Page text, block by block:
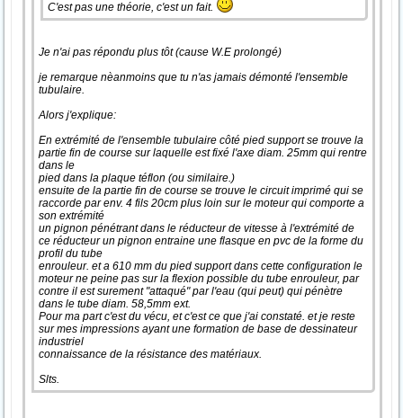
C'est pas une théorie, c'est un fait.
Je n'ai pas répondu plus tôt (cause W.E prolongé)
je remarque nèanmoins que tu n'as jamais démonté l'ensemble
tubulaire.
Alors j'explique:
En extrémité de l'ensemble tubulaire côté pied support se trouve la
partie fin de course sur laquelle est fixé l'axe diam. 25mm qui rentre
dans le
pied dans la plaque téflon (ou similaire.)
ensuite de la partie fin de course se trouve le circuit imprimé qui se
raccorde par env. 4 fils 20cm plus loin sur le moteur qui comporte a
son extrémité
un pignon pénétrant dans le réducteur de vitesse à l'extrémité de
ce réducteur un pignon entraine une flasque en pvc de la forme du
profil du tube
enrouleur. et a 610 mm du pied support dans cette configuration le
moteur ne peine pas sur la flexion possible du tube enrouleur, par
contre il est surement "attaqué" par l'eau (qui peut) qui pénètre
dans le tube diam. 58,5mm ext.
Pour ma part c'est du vécu, et c'est ce que j'ai constaté. et je reste
sur mes impressions ayant une formation de base de dessinateur
industriel
connaissance de la résistance des matériaux.
Slts.